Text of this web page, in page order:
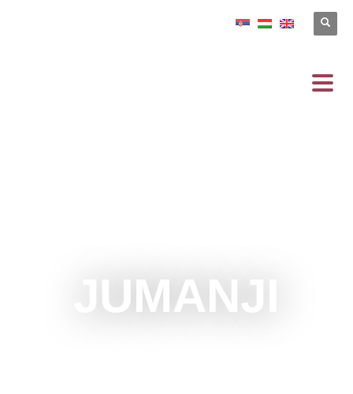
JUMANJI